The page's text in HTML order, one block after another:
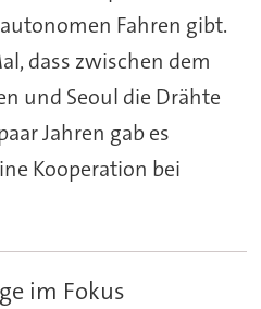
Fahren gibt.
dass zwischen dem
und Seoul die Drähte
Jahren gab es
Kooperation bei
im Fokus